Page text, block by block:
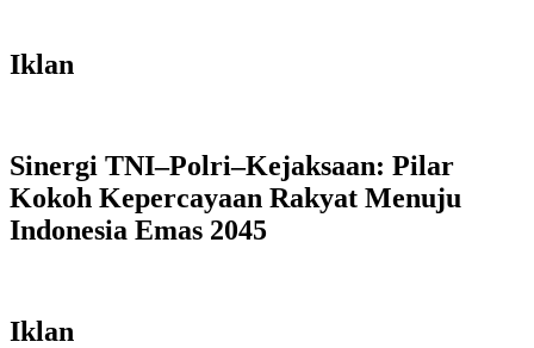
Iklan
Sinergi TNI–Polri–Kejaksaan: Pilar
Kokoh Kepercayaan Rakyat Menuju
Indonesia Emas 2045
Iklan